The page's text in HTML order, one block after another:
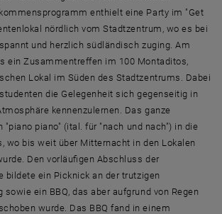
enthielt eine Party im "Get
nördlich vom Stadtzentrum, wo es bei
und herzlich südländisch zuging. Am
ein Zusammentreffen im 100 Montaditos,
Lokal im Süden des Stadtzentrums. Dabei
die Gelegenheit sich gegenseitig in
kennenzulernen. Das ganze
"piano piano" (ital. für "nach und nach") in die
wo bis weit über Mitternacht in den Lokalen
Den vorläufigen Abschluss der
bildete ein Picknick an der trutzigen
ein BBQ, das aber aufgrund von Regen
wurde. Das BBQ fand in einem